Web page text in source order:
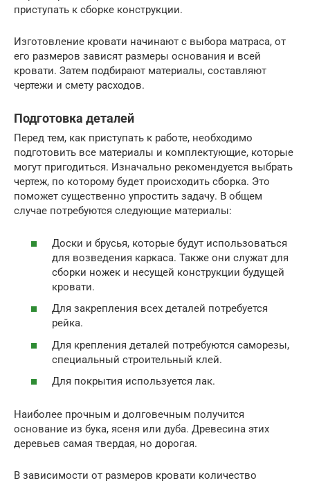
приступать к сборке конструкции.
Изготовление кровати начинают с выбора матраса, от
его размеров зависят размеры основания и всей
кровати. Затем подбирают материалы, составляют
чертежи и смету расходов.
Подготовка деталей
Перед тем, как приступать к работе, необходимо
подготовить все материалы и комплектующие, которые
могут пригодиться. Изначально рекомендуется выбрать
чертеж, по которому будет происходить сборка. Это
поможет существенно упростить задачу. В общем
случае потребуются следующие материалы:
Доски и брусья, которые будут использоваться
для возведения каркаса. Также они служат для
сборки ножек и несущей конструкции будущей
кровати.
Для закрепления всех деталей потребуется
рейка.
Для крепления деталей потребуются саморезы,
специальный строительный клей.
Для покрытия используется лак.
Наиболее прочным и долговечным получится
основание из бука, ясеня или дуба. Древесина этих
деревьев самая твердая, но дорогая.
В зависимости от размеров кровати количество